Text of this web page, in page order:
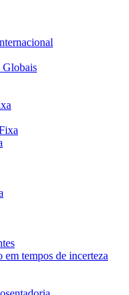
Globais
tempos de incerteza